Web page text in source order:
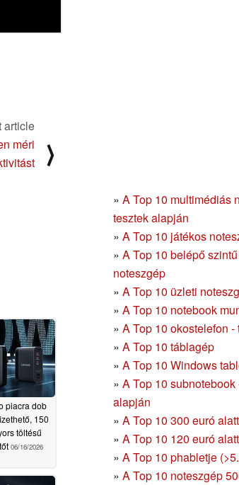
article
méri
⟩
» A Top 10 multimédiás
tesztek alapján
» A Top 10 játékos
» A Top 10 belépő
noteszgép
» A Top 10 üzleti
» A Top 10 notebook
» A Top 10 okostelefon
» A Top 10 táblagép
» A Top 10 Windows
» A Top 10 subnotebook
alapján
» A Top 10 300 euró
» A Top 10 120 euró
» A Top 10 phabletje
» A Top 10 noteszgép
piacra dob
150
töltésű
06/16/2026